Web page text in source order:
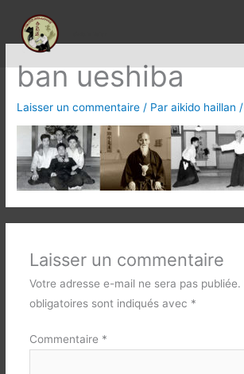
contenu
ban ueshiba
Laisser un commentaire / Paraikido haillan /
Laisser un commentaire
Votre adresse e-mail ne sera pas publiée.
obligatoires sont indiqués avec *
Commentaire *